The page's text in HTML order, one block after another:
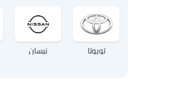
تويوتا نيسان